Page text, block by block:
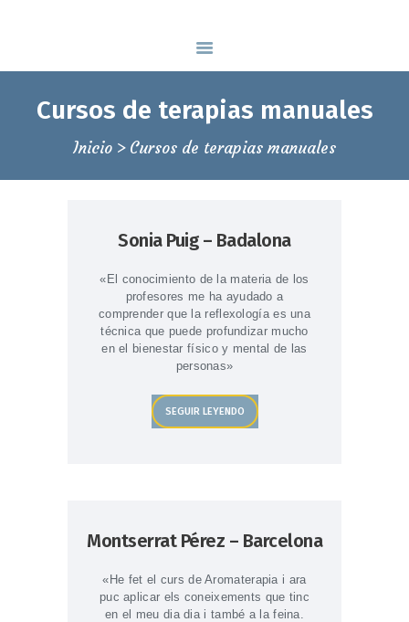
Cursos de terapias manuales
Inicio Cursos de terapias manuales
Espai Manual, formación y bienestar
QUIÉNES SOMOS
ÁREA BIENESTAR
ÁREA FORMACIÓN
Sonia Puig – Badalona
«El conocimiento de la materia de los
profesores me ha ayudado a
comprender que la reflexología es una
técnica que puede profundizar mucho
en el bienestar físico y mental de las
personas»
SEGUIR LEYENDO
Montserrat Pérez – Barcelona
«He fet el curs de Aromaterapia i ara
puc aplicar els coneixements que tinc
en el meu dia dia i també a la feina.